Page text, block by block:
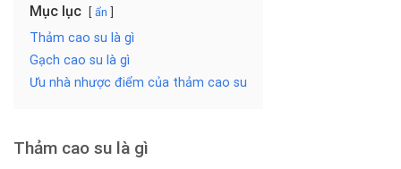
Mục lục ẩn
Thảm cao su là gì
Gạch cao su là gì
Ưu nhà nhược điểm của thảm cao su
Thảm cao su là gì